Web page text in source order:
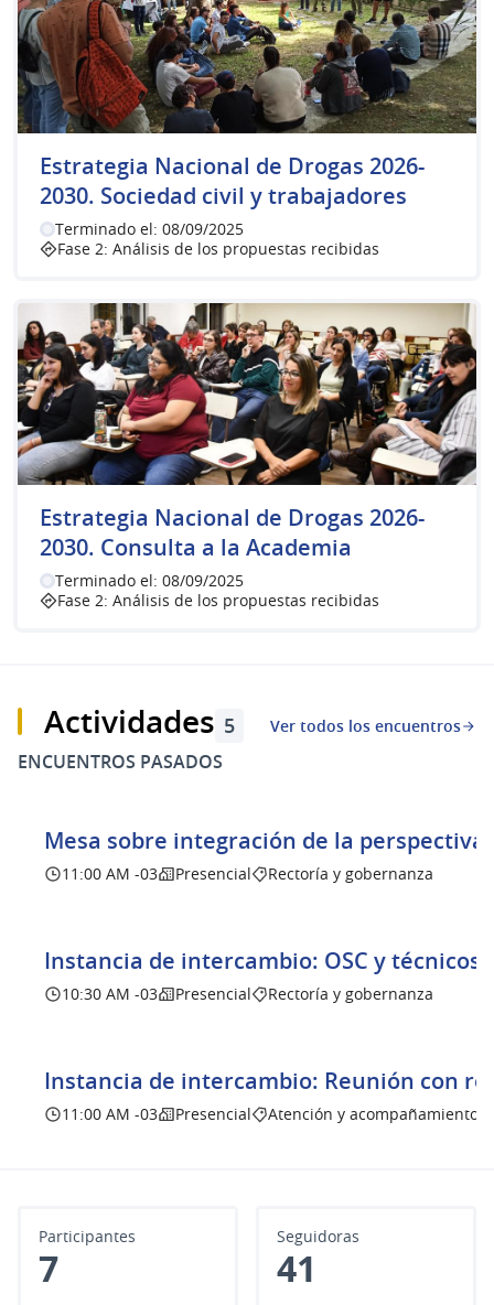
Estrategia Nacional de Drogas 2026-
2030. Sociedad civil y trabajadores
Terminado el: 08/09/2025
Fase 2: Análisis de los propuestas recibidas
Estrategia Nacional de Drogas 2026-
2030. Consulta a la Academia
Terminado el: 08/09/2025
Fase 2: Análisis de los propuestas recibidas
Actividades 5 Ver todos los encuentros
ENCUENTROS PASADOS
Mesa sobre integración de la perspectiva
11:00 AM -03 Presencial Rectoría y gobernanza
Instancia de intercambio: OSC y
10:30 AM -03 Presencial Rectoría y gobernanza
Instancia de intercambio: Reunión con
11:00 AM -03 Presencial Atención y acompañamiento
Participantes
7
Seguidoras
41